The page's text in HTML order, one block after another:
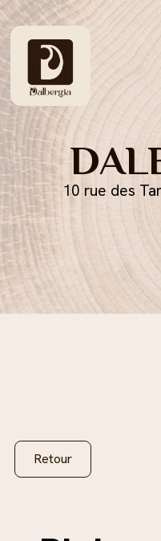
10 rue des
Retour